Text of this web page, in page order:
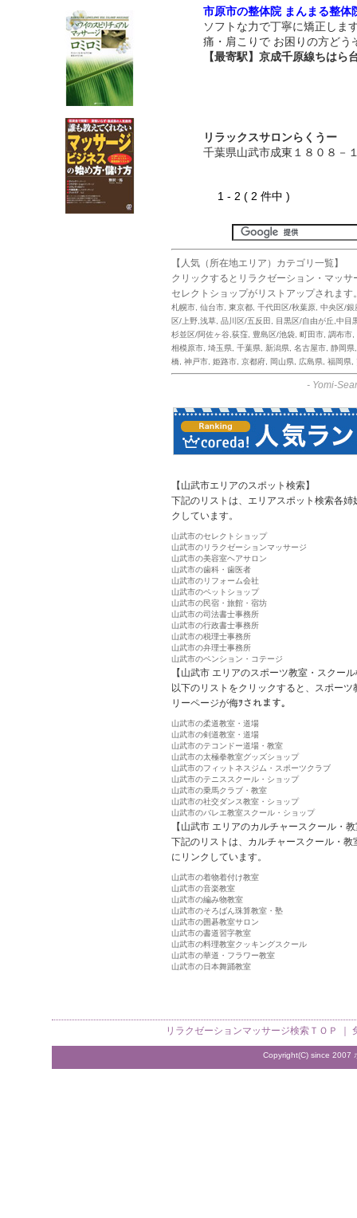
市原市の整体院 まんまる整体
ソフトな力で丁寧に矯正しま
痛・肩こりで お困りの方どう
【最寄駅】京成千原線ちはら
リラックスサロンらくうー
千葉県山武市成東１８０８－
1 - 2 ( 2 件中 )
【人気（所在地エリア）カテゴリ一覧】
クリックするとリラクゼーション・マッ
セレクトショップがリストアップされます
札幌市 仙台市 東京都 千代田区/秋葉原 中央区/銀
区/上野,浅草 品川区/五反田
目黒区/自由が丘,中目
杉並区/阿佐ヶ谷,荻窪
豊島区/池袋 町田市 調布市
相模原市 埼玉県 千葉県 新潟県 名古屋市 静岡県
橋 神戸市 姫路市 京都府 岡山県 広島県 福岡県
- Yomi-
【山武市エリアのスポット検索】
下記のリストは、エリアスポット検索各
クしています。
山武市のセレクトショップ
山武市のリラクゼーションマッサージ
山武市の美容室ヘアサロン
山武市の歯科・歯医者
山武市のリフォーム会社
山武市のペットショップ
山武市の民宿・旅館・宿坊
山武市の司法書士事務所
山武市の行政書士事務所
山武市の税理士事務所
山武市の弁理士事務所
山武市のペンション・コテージ
【山武市 エリアのスポーツ教室・スクー
以下のリストをクリックすると、スポー
リーページが侮ｦされます。
山武市の柔道教室・道場
山武市の剣道教室・道場
山武市のテコンドー道場・教室
山武市の太極拳教室グッズショップ
山武市のフィットネスジム・スポーツクラブ
山武市のテニススクール・ショップ
山武市の乗馬クラブ・教室
山武市の社交ダンス教室・ショップ
山武市のバレエ教室スクール・ショップ
【山武市 エリアのカルチャースクール・
下記のリストは、カルチャースクール・
にリンクしています。
山武市の着物着付け教室
山武市の音楽教室
山武市の編み物教室
山武市のそろばん珠算教室・塾
山武市の囲碁教室サロン
山武市の書道習字教室
山武市の料理教室クッキングスクール
山武市の華道・フラワー教室
山武市の日本舞踊教室
リラクゼーションマッサージ検索 ＴＯＰ ｜
Copyright(C) since 2007